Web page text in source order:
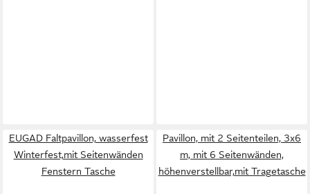
EUGAD Faltpavillon, wasserfest
Winterfest,mit Seitenwänden
Fenstern Tasche
Pavillon, mit 2 Seitenteilen, 3x6
m, mit 6 Seitenwänden,
höhenverstellbar,mit Tragetasche